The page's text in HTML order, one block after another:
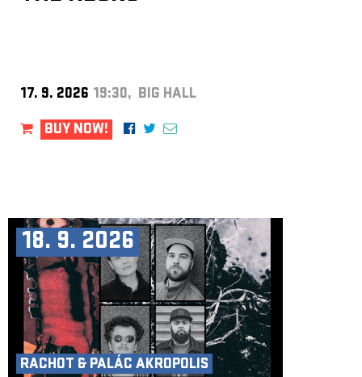
17. 9. 2026 19:30, BIG HALL
BUY NOW!
18. 9. 2026
RACHOT & PALÁC AKROPOLIS